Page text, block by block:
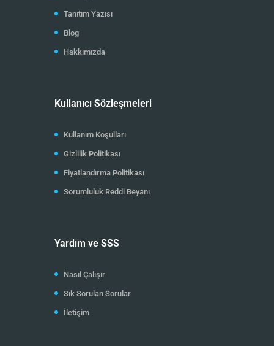
Tanıtım Yazısı
Blog
Hakkımızda
Kullanıcı Sözleşmeleri
Kullanım Koşulları
Gizlilik Politikası
Fiyatlandırma Politikası
Sorumluluk Reddi Beyanı
Yardım ve SSS
Nasıl Çalışır
Sık Sorulan Sorular
İletişim